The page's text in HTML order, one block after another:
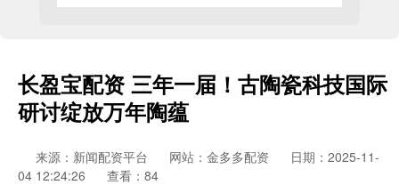
长盈宝配资 三年一届！古陶瓷科技国际
研讨绽放万年陶蕴
来源：新闻配资平台 网站：金多多配资
日期：2025-11-
04 12:24:26
查看：84